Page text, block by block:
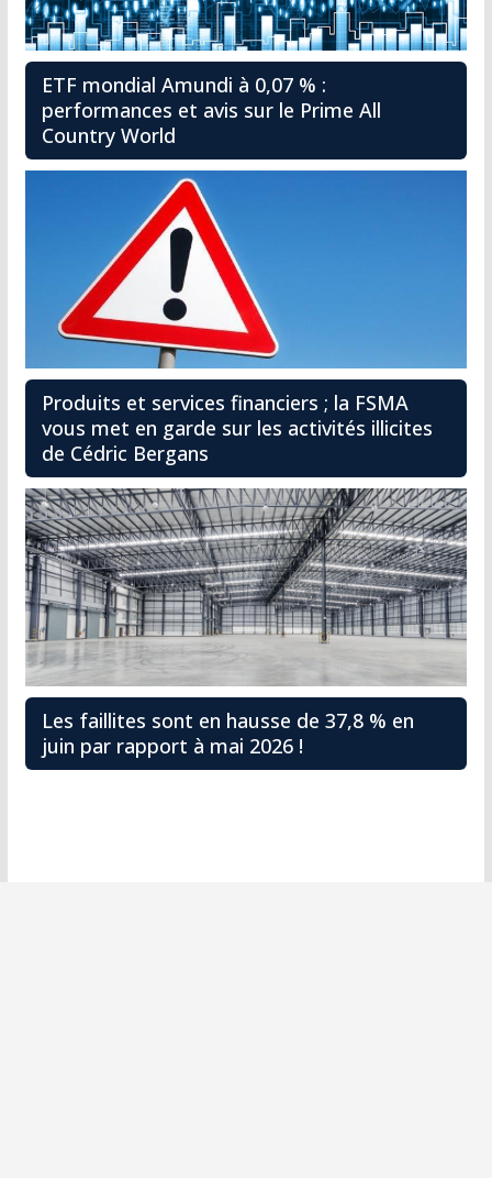
ETF mondial Amundi à 0,07 % :
performances et avis sur le Prime All
Country World
Produits et services financiers ; la FSMA
vous met en garde sur les activités illicites
de Cédric Bergans
Les faillites sont en hausse de 37,8 % en
juin par rapport à mai 2026 !